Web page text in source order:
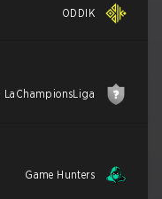
ODDIK
LaChampionsLiga
Game Hunters